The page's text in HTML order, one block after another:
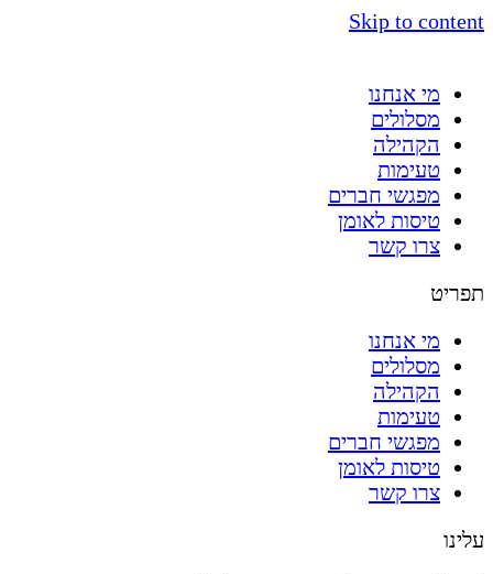
Skip to content
מי אנחנו
מסלולים
הקהילה
טעימות
מפגשי חברים
טיסות לאומן
צרו קשר
תפריט
מי אנחנו
מסלולים
הקהילה
טעימות
מפגשי חברים
טיסות לאומן
צרו קשר
עלינו